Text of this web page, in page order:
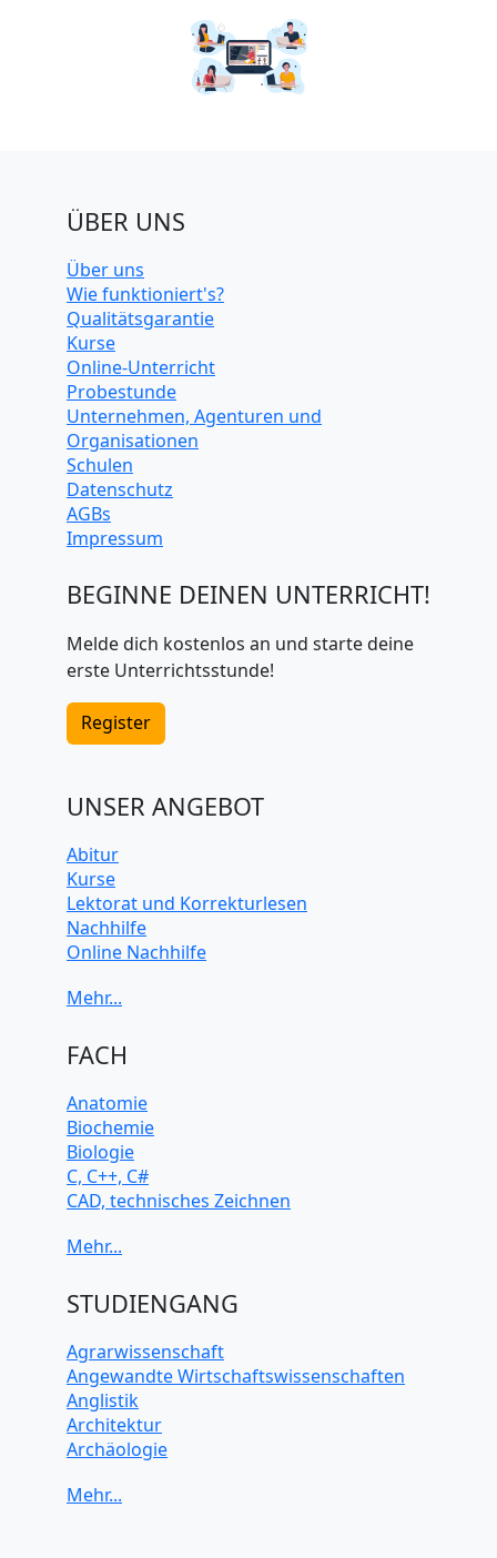
ÜBER UNS
Über uns
Wie funktioniert's?
Qualitätsgarantie
Kurse
Online-Unterricht
Probestunde
Unternehmen, Agenturen und
Organisationen
Schulen
Datenschutz
AGBs
Impressum
BEGINNE DEINEN UNTERRICHT!
Melde dich kostenlos an und starte deine
erste Unterrichtsstunde!
Register
UNSER ANGEBOT
Abitur
Kurse
Lektorat und Korrekturlesen
Nachhilfe
Online Nachhilfe
FACH
Anatomie
Biochemie
Biologie
C, C++, C#
CAD, technisches Zeichnen
Computerarchitektur
Elektrotechnik
Java
JavaScript
Künstliche Intelligenz
Latein
Makroökonomie
Mechanik
STUDIENGANG
Agrarwissenschaft
Angewandte Wirtschaftswissenschaften
Anglistik
Architektur
Archäologie
Biochemie Wissenschaften